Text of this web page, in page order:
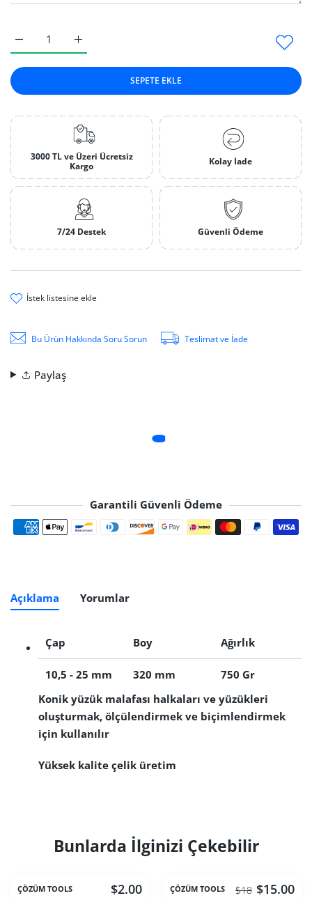
Geniş Yuvarlak Yüzük Çalışma Malafası Default
Geniş Yuvarlak Yüzük Çalışma Malafası Default Title için adedi
SEPETE EKLE
3000 TL ve Üzeri Ücretsiz
Kargo
Kolay İade
7/24 Destek Güvenli Ödeme
i̇stek li̇stesi̇ne ekle
Bu Ürün Hakkında Soru Sorun Teslimat ve İade
Paylaş
Garantili Güvenli Ödeme
Ödeme yöntemleri
Açıklama Yorumlar
Çap Boy Ağırlık
10,5 - 25 mm 320 mm
750 Gr
Konik yüzük malafası halkaları ve yüzükleri
oluşturmak, ölçülendirmek ve biçimlendirmek
için kullanılır
Yüksek kalite çelik üretim
Bunlarda İlginizi Çekebilir
ÇÖZÜM TOOLS $2.00 ÇÖZÜM TOOLS $15.00
$18